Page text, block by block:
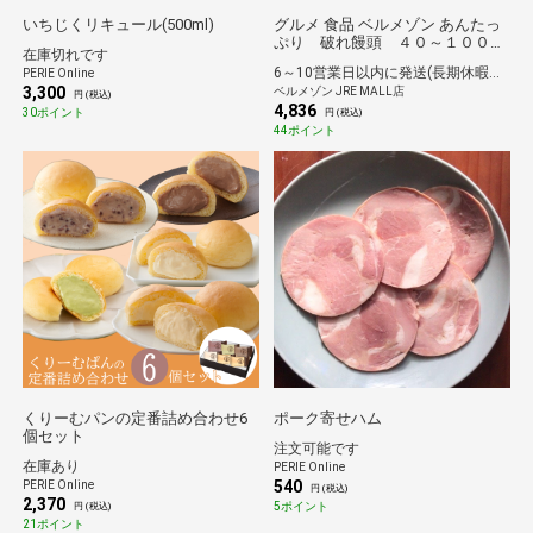
いちじくリキュール(500ml)
在庫切れです
PERIE Online
3,300 円 (税込)
30ポイント
グルメ 食品 ベルメゾン あんたっ
ぷり 破れ饅頭 ４０～１００個
ベルメゾン JRE MALL店
4,836 円 (税込)
44ポイント
くりーむパンの定番詰め合わせ6
個セット
在庫あり
PERIE Online
2,370 円 (税込)
21ポイント
ポーク寄せハム
注文可能です
PERIE Online
540 円 (税込)
5ポイント